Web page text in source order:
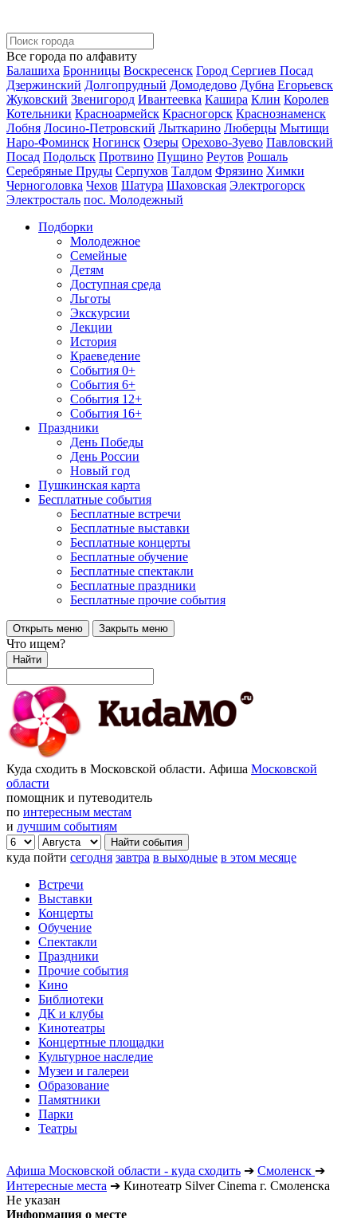
Все города по алфавиту
Балашиха Бронницы Воскресенск Город Сергиев Посад
Дзержинский Долгопрудный Домодедово Дубна Егорьевск
Жуковский Звенигород Ивантеевка Кашира Клин Королев
Котельники Красноармейск Красногорск Краснознаменск
Лобня Лосино-Петровский Лыткарино Люберцы Мытищи
Наро-Фоминск Ногинск Озеры Орехово-Зуево Павловский
Посад Подольск Протвино Пущино Реутов Рошаль
Серебряные Пруды Серпухов Талдом Фрязино Химки
Черноголовка Чехов Шатура Шаховская Электрогорск
Электросталь пос. Молодежный
Подборки
Молодежное
Семейные
Детям
Доступная среда
Льготы
Экскурсии
Лекции
История
Краеведение
События 0+
События 6+
События 12+
События 16+
Праздники
День Победы
День России
Новый год
Пушкинская карта
Бесплатные события
Бесплатные встречи
Бесплатные выставки
Бесплатные концерты
Бесплатные обучение
Бесплатные спектакли
Бесплатные праздники
Бесплатные прочие события
Открыть меню Закрыть меню
Что ищем?
Найти
Куда сходить в Московской области. Афиша Московской
области
помощник и путеводитель
по интересным местам
и лучшим событиям
куда пойти сегодня завтра в выходные в этом месяце
Встречи
Выставки
Концерты
Обучение
Спектакли
Праздники
Прочие события
Кино
Библиотеки
ДК и клубы
Кинотеатры
Концертные площадки
Культурное наследие
Музеи и галереи
Образование
Памятники
Парки
Театры
Афиша Московской области - куда сходить ➔ Смоленск ➔
Интересные места ➔ Кинотеатр Silver Cinema г. Смоленска
Не указан
Информация о месте